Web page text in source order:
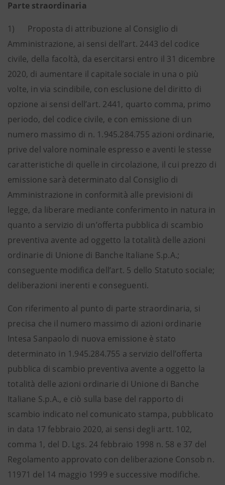
Parte straordinaria
1) Proposta di attribuzione al Consiglio di
Amministrazione, ai sensi dell’art. 2443 del codice
civile, della facoltà, da esercitarsi entro il 31 dicembre
2020, di aumentare il capitale sociale in una o più
volte, in via scindibile, con esclusione del diritto di
opzione ai sensi dell’art. 2441, quarto comma, primo
periodo, del codice civile, e con emissione di un
numero massimo di n. 1.945.284.755 azioni ordinarie,
prive del valore nominale espresso e aventi le stesse
caratteristiche di quelle in circolazione, il cui prezzo di
emissione sarà determinato dal Consiglio di
Amministrazione in conformità alle previsioni di
legge, da liberare mediante conferimento in natura in
quanto a servizio di un’offerta pubblica di scambio
preventiva avente ad oggetto la totalità delle azioni
ordinarie di Unione di Banche Italiane S.p.A.;
conseguente modifica dell’art. 5 dello Statuto sociale;
deliberazioni inerenti e conseguenti.
Con riferimento al punto di parte straordinaria, si
precisa che il numero massimo di azioni ordinarie
Intesa Sanpaolo di nuova emissione è stato
determinato in 1.945.284.755 a servizio dell’offerta
pubblica di scambio preventiva avente a oggetto la
totalità delle azioni ordinarie di Unione di Banche
Italiane S.p.A., e ciò sulla base del rapporto di
scambio indicato nel comunicato stampa, pubblicato
in data 17 febbraio 2020, ai sensi degli artt. 102,
comma 1, del D. Lgs. 24 febbraio 1998 n. 58 e 37 del
Regolamento approvato con deliberazione Consob n.
11971 del 14 maggio 1999 e successive modifiche.